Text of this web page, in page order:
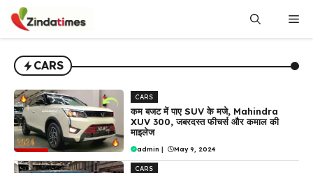
content
CARS
CARS
कम बजट में पाए SUV के मजे, Mahindra
XUV 300, जबरदस्त फीचर्स और कमाल की
माइलेज
admin | May 9, 2024
CARS